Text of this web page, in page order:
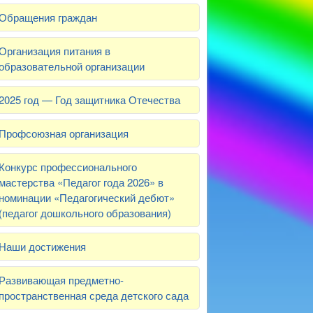
граждан
питания в
организации
год — Год защитника Отечества
Профсоюзная организация
Конкурс профессионального
мастерства «Педагог года 2026» в
номинации «Педагогический дебют»
(педагог дошкольного образования)
Наши достижения
Развивающая предметно-
пространственная среда детского сада